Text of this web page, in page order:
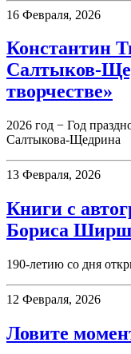
16 Февраля, 2026
Константин
Салтыков-
творчестве»
2026 год − Год
Салтыкова-Щедрина
13 Февраля, 2026
Книги с
Бориса
190-летию со дня
12 Февраля, 2026
Ловите